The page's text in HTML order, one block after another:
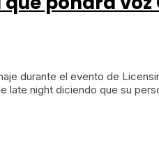
durante el evento de
late night diciendo que su